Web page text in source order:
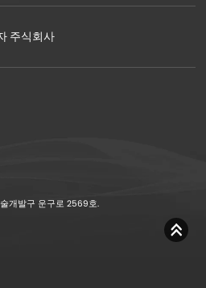
주식회사
개발구 운구로 2569호.